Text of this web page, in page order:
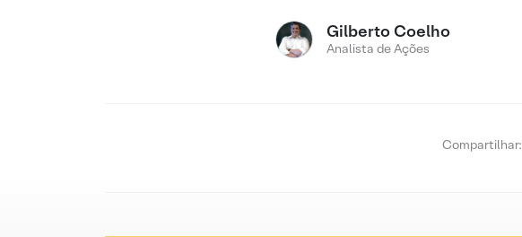
Gilberto Coelho
Analista de Ações
Compartilhar: